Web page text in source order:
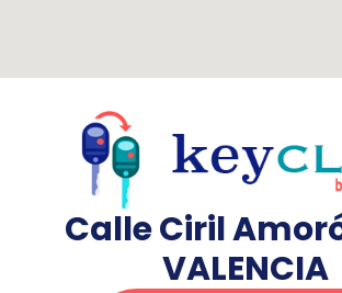
Calle Ciril
VALENCIA